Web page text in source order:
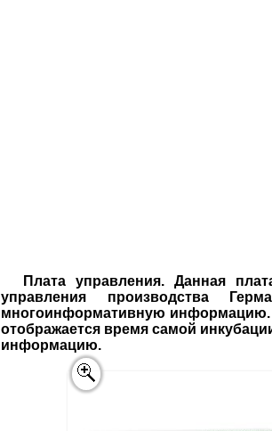
Плата управления. Данная
управления производства
многоинформативную информацию.
отображается время самой
информацию.